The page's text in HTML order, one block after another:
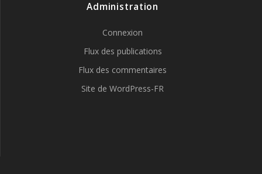
Administration
Connexion
Flux des publications
Flux des commentaires
Site de WordPress-FR